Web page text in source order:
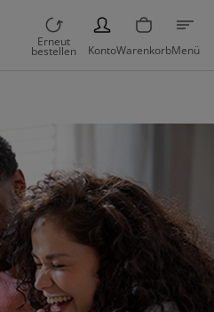
Erneut
bestellen
PERSON
KontoWarenkorbMenü